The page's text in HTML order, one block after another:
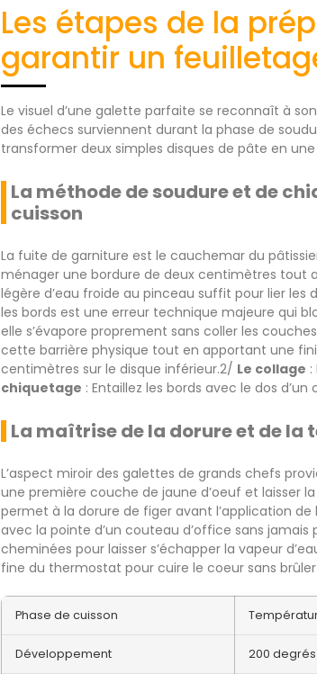
Les étapes de la
garantir un
Le visuel d’une galette parfaite se reconnaît à
des échecs surviennent durant la phase de
transformer deux simples disques de pâte en
La méthode de soudure et de
cuisson
La fuite de garniture est le cauchemar du
ménager une bordure de deux centimètres tout
légère d’eau froide au pinceau suffit pour lier les
les bords est une erreur technique majeure qui
elle s’évapore proprement sans coller les
cette barrière physique tout en apportant une
centimètres sur le disque inférieur.2/ Le collage
chiquetage : Entaillez les bords avec le dos
La maîtrise de la dorure et de
L’aspect miroir des galettes de grands chefs
une première couche de jaune d’oeuf et laisser
permet à la dorure de figer avant l’application
avec la pointe d’un couteau d’office sans
cheminées pour laisser s’échapper la vapeur
fine du thermostat pour cuire le coeur sans brûler
Phase de cuisson
Développement 200